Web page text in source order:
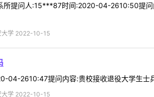
所提问人:15***87时间:2020-04-2610:50提
大学 2022-10-15
04-2610:47提问内容:贵校接收退役大学生士
大学 2022-10-15